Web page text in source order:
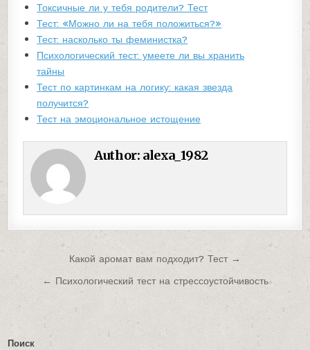
Токсичные ли у тебя родители? Тест
Тест: «Можно ли на тебя положиться?»
Тест: насколько ты феминистка?
Психологический тест: умеете ли вы хранить
тайны
Тест по картинкам на логику: какая звезда
получится?
Тест на эмоциональное истощение
Author: alexa_1982
Навигация
по
записям
Какой аромат вам подходит? Тест →
← Психологический тест на стрессоустойчивость
Поиск